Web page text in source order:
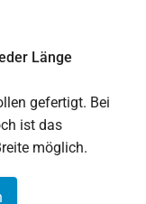
Länge
gefertigt. Bei
ist das
möglich.